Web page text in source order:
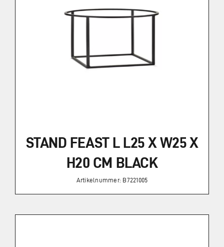
STAND FEAST L L25 X W25 X
H20 CM BLACK
Artikelnummer: B7221005